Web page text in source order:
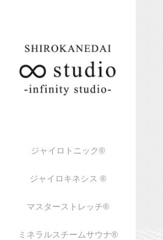
ジャイロトニック®︎
ジャイロキネシス ®︎
マスターストレッチ®︎
ミネラルスチームサウナ®︎